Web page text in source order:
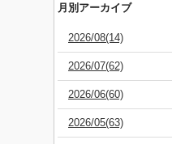
月別アーカイブ
2026/08(14)
2026/07(62)
2026/06(60)
2026/05(63)